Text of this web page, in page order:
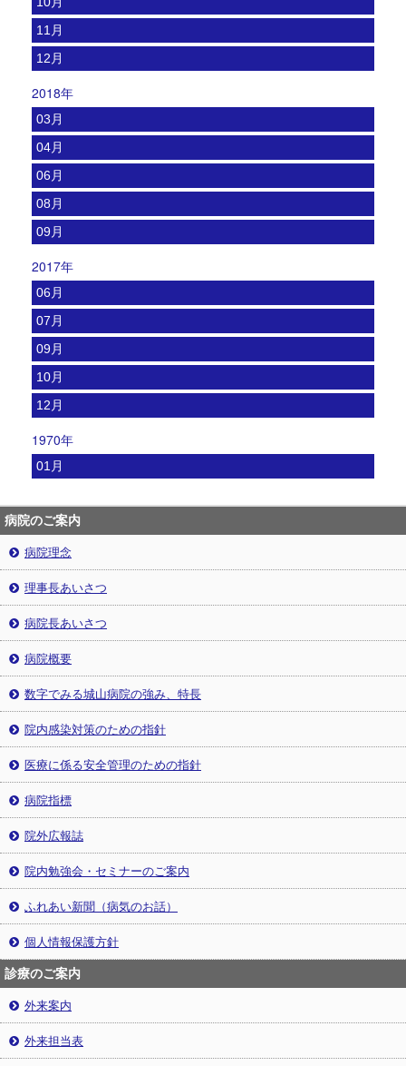
11月
12月
2018年
03月
04月
06月
08月
09月
2017年
06月
07月
09月
10月
12月
1970年
01月
病院のご案内
病院理念
理事長あいさつ
病院長あいさつ
病院概要
数字でみる城山病院の強み、特長
院内感染対策のための指針
医療に係る安全管理のための指針
病院指標
院外広報誌
院内勉強会・セミナーのご案内
ふれあい新聞（病気のお話）
個人情報保護方針
診療のご案内
外来案内
外来担当表